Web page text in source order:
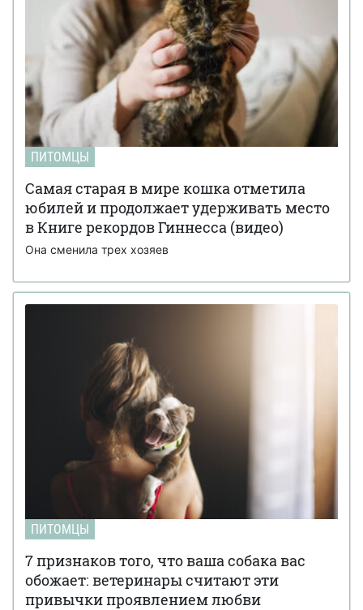
ПИТОМЦЫ
Самая старая в мире кошка отметила
юбилей и продолжает удерживать место
в Книге рекордов Гиннесса (видео)
Она сменила трех хозяев
ПИТОМЦЫ
7 признаков того, что ваша собака вас
обожает: ветеринары считают эти
привычки проявлением любви